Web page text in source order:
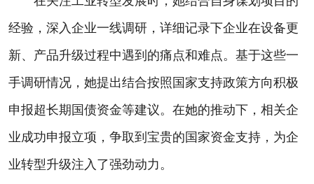
经验，深入企业一线调研，详细记录下企业在设备更
新、产品升级过程中遇到的痛点和难点。基于这些一
手调研情况，她提出结合按照国家支持政策方向积极
申报超长期国债资金等建议。在她的推动下，相关企
业成功申报立项，争取到宝贵的国家资金支持，为企
业转型升级注入了强劲动力。